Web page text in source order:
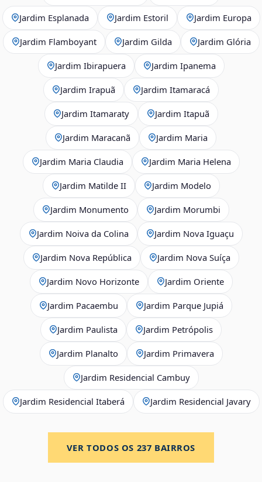
Jardim Esplanada Jardim Estoril Jardim Europa
Jardim Flamboyant Jardim Gilda Jardim Glória
Jardim Ibirapuera Jardim Ipanema
Jardim Irapuã Jardim Itamaracá
Jardim Itamaraty Jardim Itapuã
Jardim Maracanã Jardim Maria
Jardim Maria Claudia Jardim Maria Helena
Jardim Matilde II Jardim Modelo
Jardim Monumento Jardim Morumbi
Jardim Noiva da Colina Jardim Nova Iguaçu
Jardim Nova República Jardim Nova Suíça
Jardim Novo Horizonte Jardim Oriente
Jardim Pacaembu Jardim Parque Jupiá
Jardim Paulista Jardim Petrópolis
Jardim Planalto Jardim Primavera
Jardim Residencial Cambuy
Jardim Residencial Itaberá Jardim Residencial Javary
VER TODOS OS 237 BAIRROS